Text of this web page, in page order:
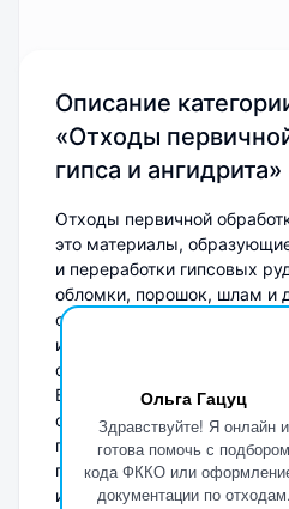
Ольга Гацуц
Здравствуйте! Я онлайн и
готова помочь с подбором
кода ФККО или
документации по отходам.
Описание
«Отходы
гипса и ангидрита»
Отходы первичной
это материалы,
и переработки гипсовых
обломки, порошок, шлам и
содержащие сульфат
иметь различные
свойства, в зависимости от
Важно учитывать их
окружающую среду.
природным минералом,
переработаны в
использованы в земельных